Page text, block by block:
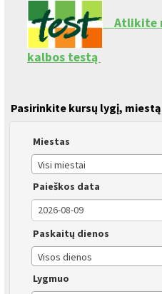
Atlikite
kalbos testą
Pasirinkite kursų lygį,
Miestas
Visi miestai
Paieškos data
Paskaitų dienos
Visos dienos
Lygmuo